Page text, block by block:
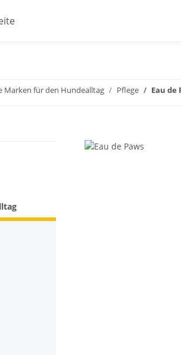
Marken für den Hundealltag Pflege Eau de